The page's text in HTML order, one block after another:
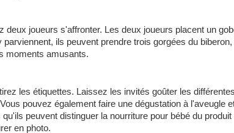
joueurs s'affronter. Les deux joueurs placent un
ils peuvent prendre trois gorgées du
moments amusants.
les étiquettes. Laissez les invités goûter les
pouvez également faire une dégustation à l'aveugle
peuvent distinguer la nourriture pour bébé du
en photo.